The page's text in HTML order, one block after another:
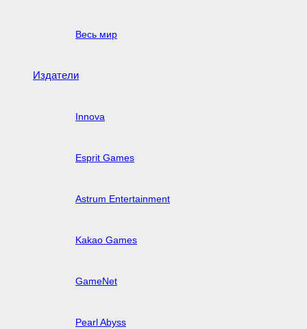
Весь мир
Издатели
Innova
Esprit Games
Astrum Entertainment
Kakao Games
GameNet
Pearl Abyss